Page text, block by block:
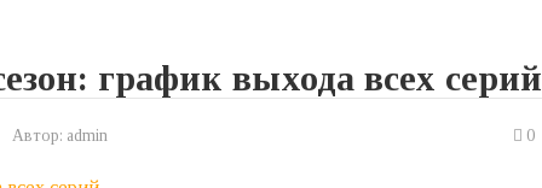
график выхода всех серий
Автор: admin 0